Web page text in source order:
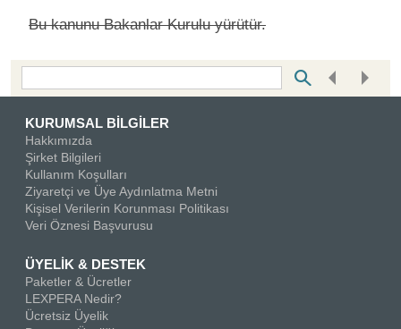
Bu kanunu Bakanlar Kurulu yürütür.
KURUMSAL BİLGİLER
Hakkımızda
Şirket Bilgileri
Kullanım Koşulları
Ziyaretçi ve Üye Aydınlatma Metni
Kişisel Verilerin Korunması Politikası
Veri Öznesi Başvurusu
ÜYELİK & DESTEK
Paketler & Ücretler
LEXPERA Nedir?
Ücretsiz Üyelik